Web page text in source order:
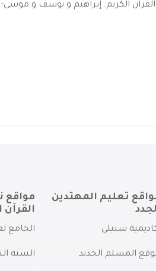
الكريم: إبراهيم و يوسف و موسى-
تعليم المهتدين
سبيلي
المسلم الجديد
مواقع
القرآن
الجامع
السنة